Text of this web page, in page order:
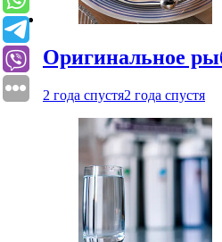
Оригинальное
2 года спустя2 года спустя